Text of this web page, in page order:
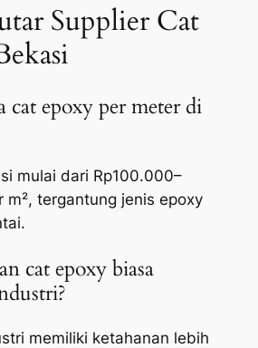
Supplier Cat
cat epoxy per meter di
mulai dari Rp100.000–
m², tergantung jenis epoxy
cat epoxy biasa
memiliki ketahanan lebih